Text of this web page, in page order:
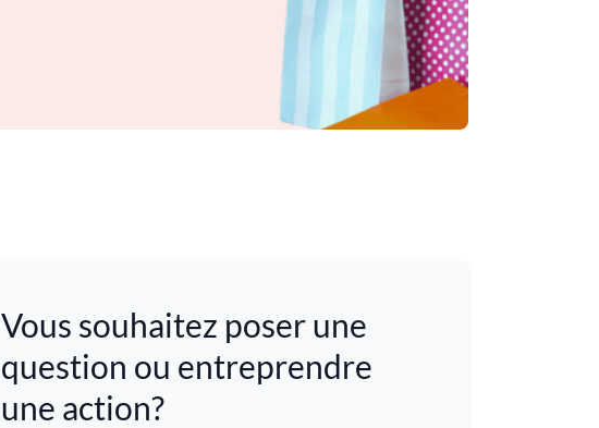
Vous souhaitez poser une
question ou entreprendre
une action?